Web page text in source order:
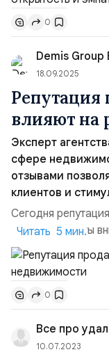
покупательских
компании
доверие
становится
0
Demis Group
18.09.2025
Репутация
влияют на
Эксперт
сфере
отзывами
клиентов и
Сегодня
метров: клиенты
рейтинги перед
нестабильности
требовательнее,
компании. Как
стимулировать
руководитель
Читать 5 мин.
0
10.07.2023